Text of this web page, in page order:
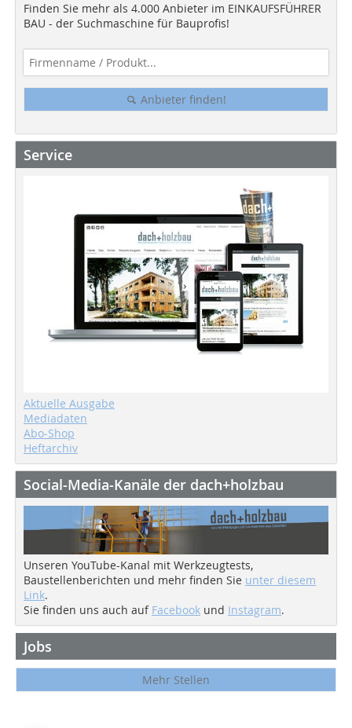
Finden Sie mehr als 4.000 Anbieter im EINKAUFSFÜHRER
BAU - der Suchmaschine für Bauprofis!
Anbieter finden!
Service
Aktuelle Ausgabe
Mediadaten
Abo-Shop
Heftarchiv
Social-Media-Kanäle der dach+holzbau
Unseren YouTube-Kanal mit Werkzeugtests,
Baustellenberichten und mehr finden Sie unter diesem
Link.
Sie finden uns auch auf Facebook und Instagram.
Jobs
Mehr Stellen